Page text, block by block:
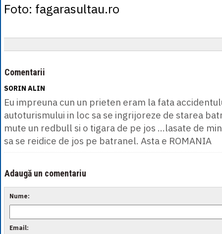
Foto: fagarasultau.ro
Comentarii
SORIN ALIN
Eu impreuna cun un prieten eram la fata
autoturismului in loc sa se ingrijoreze de starea
mute un redbull si o tigara de pe jos ...lasate de
sa se reidice de jos pe batranel. Asta e ROMANIA
Adaugă un comentariu
Nume:
Email: